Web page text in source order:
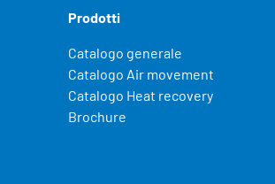
Prodotti
Catalogo generale
Catalogo Air movement
Catalogo Heat recovery
Brochure